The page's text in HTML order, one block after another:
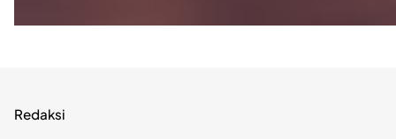
Redaksi